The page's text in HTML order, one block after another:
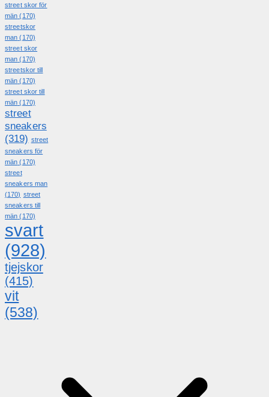
street skor för
män (170)
streetskor
man (170)
street skor
man (170)
streetskor till
män (170)
street skor till
män (170)
street
sneakers
(319) street
sneakers för
män (170)
street
sneakers man
(170) street
sneakers till
män (170)
svart
(928)
tjejskor
(415)
vit
(538)